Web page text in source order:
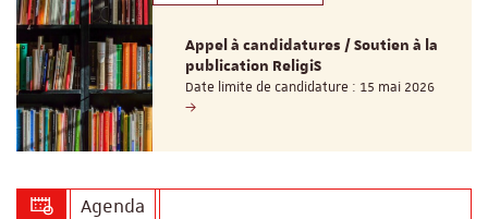
Appel à candidatures / Soutien à la
publication ReligiS
Date limite de candidature : 15 mai 2026
Agenda